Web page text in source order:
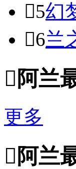
5幻
6兰
 阿兰
更多
 阿兰